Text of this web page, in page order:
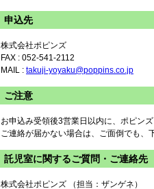
申込先
株式会社ポピンズ
FAX : 052-541-2112
MAIL : takuji-yoyaku@poppins.co.jp
ご注意
お申込み受領後3営業日以内に、ポピン
ご連絡が届かない場合は、ご面倒でも、
託児室に関するご質問・ご連絡先
株式会社ポピンズ （担当：ザンゲネ）